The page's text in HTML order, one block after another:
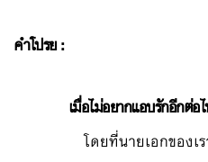
คำโปรย :
เมื่อไม่อยากแอบรักอีกต่อ
โดยที่นายเอกของเ